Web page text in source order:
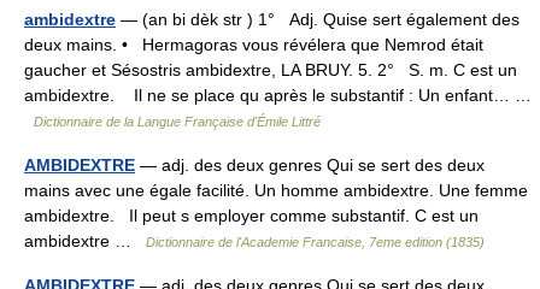
ambidextre — (an bi dèk str ) 1° Adj. Quise sert également des
deux mains. • Hermagoras vous révélera que Nemrod était
gaucher et Sésostris ambidextre, LA BRUY. 5. 2° S. m. C est un
ambidextre. Il ne se place qu après le substantif : Un enfant… …
Dictionnaire de la Langue Française d'Émile Littré
AMBIDEXTRE — adj. des deux genres Qui se sert des deux
mains avec une égale facilité. Un homme ambidextre. Une femme
ambidextre. Il peut s employer comme substantif. C est un
ambidextre …
Dictionnaire de l'Academie Francaise, 7eme edition (1835)